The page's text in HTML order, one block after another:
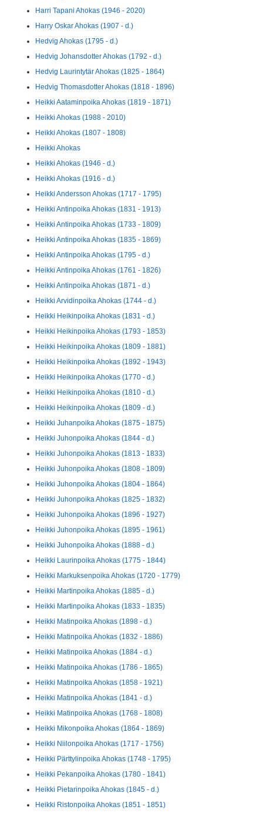
Harri Tapani Ahokas (1946 - 2020)
Harry Oskar Ahokas (1907 - d.)
Hedvig Ahokas (1795 - d.)
Hedvig Johansdotter Ahokas (1792 - d.)
Hedvig Laurintytär Ahokas (1825 - 1864)
Hedvig Thomasdotter Ahokas (1818 - 1896)
Heikki Aataminpoika Ahokas (1819 - 1871)
Heikki Ahokas (1988 - 2010)
Heikki Ahokas (1807 - 1808)
Heikki Ahokas
Heikki Ahokas (1946 - d.)
Heikki Ahokas (1916 - d.)
Heikki Andersson Ahokas (1717 - 1795)
Heikki Antinpoika Ahokas (1831 - 1913)
Heikki Antinpoika Ahokas (1733 - 1809)
Heikki Antinpoika Ahokas (1835 - 1869)
Heikki Antinpoika Ahokas (1795 - d.)
Heikki Antinpoika Ahokas (1761 - 1826)
Heikki Antinpoika Ahokas (1871 - d.)
Heikki Arvidinpoika Ahokas (1744 - d.)
Heikki Heikinpoika Ahokas (1831 - d.)
Heikki Heikinpoika Ahokas (1793 - 1853)
Heikki Heikinpoika Ahokas (1809 - 1881)
Heikki Heikinpoika Ahokas (1892 - 1943)
Heikki Heikinpoika Ahokas (1770 - d.)
Heikki Heikinpoika Ahokas (1810 - d.)
Heikki Heikinpoika Ahokas (1809 - d.)
Heikki Juhanpoika Ahokas (1875 - 1875)
Heikki Juhonpoika Ahokas (1844 - d.)
Heikki Juhonpoika Ahokas (1813 - 1833)
Heikki Juhonpoika Ahokas (1808 - 1809)
Heikki Juhonpoika Ahokas (1804 - 1864)
Heikki Juhonpoika Ahokas (1825 - 1832)
Heikki Juhonpoika Ahokas (1896 - 1927)
Heikki Juhonpoika Ahokas (1895 - 1961)
Heikki Juhonpoika Ahokas (1888 - d.)
Heikki Laurinpoika Ahokas (1775 - 1844)
Heikki Markuksenpoika Ahokas (1720 - 1779)
Heikki Martinpoika Ahokas (1885 - d.)
Heikki Martinpoika Ahokas (1833 - 1835)
Heikki Matinpoika Ahokas (1898 - d.)
Heikki Matinpoika Ahokas (1832 - 1886)
Heikki Matinpoika Ahokas (1884 - d.)
Heikki Matinpoika Ahokas (1786 - 1865)
Heikki Matinpoika Ahokas (1858 - 1921)
Heikki Matinpoika Ahokas (1841 - d.)
Heikki Matinpoika Ahokas (1768 - 1808)
Heikki Mikonpoika Ahokas (1864 - 1869)
Heikki Niilonpoika Ahokas (1717 - 1756)
Heikki Pärttylinpoika Ahokas (1748 - 1795)
Heikki Pekanpoika Ahokas (1780 - 1841)
Heikki Pietarinpoika Ahokas (1845 - d.)
Heikki Ristonpoika Ahokas (1851 - 1851)